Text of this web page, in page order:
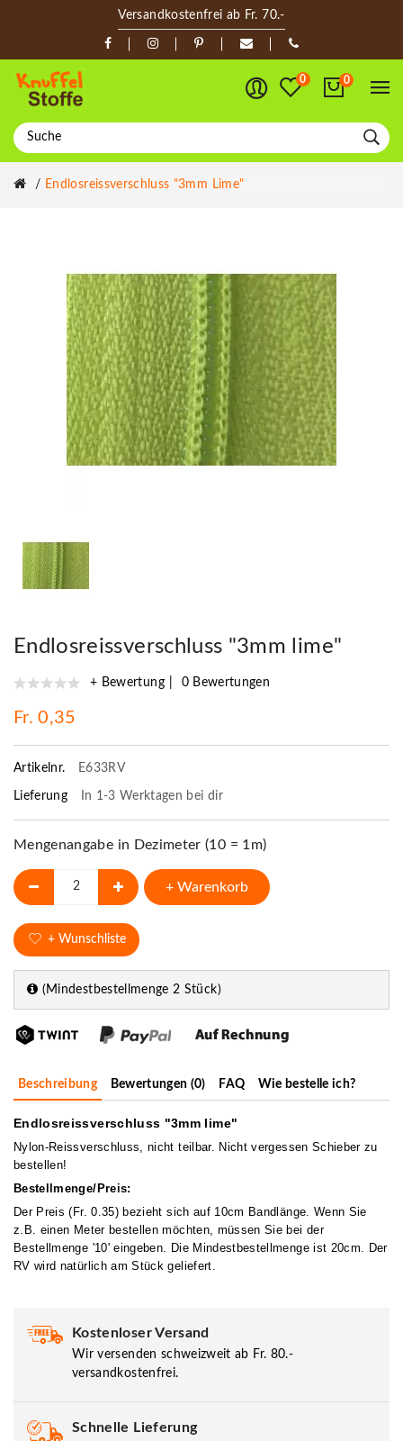
Versandkostenfrei ab Fr. 70.-
0 0
Endlosreissverschluss "3mm Lime"
Endlosreissverschluss "3mm lime"
+ Bewertung 0 Bewertungen
Fr. 0,35
Artikelnr. E633RV
Lieferung In 1-3 Werktagen bei dir
Mengenangabe in Dezimeter (10 = 1m)
+ Warenkorb
+ Wunschliste
(Mindestbestellmenge 2 Stück)
Beschreibung Bewertungen (0) FAQ Wie bestelle ich?
Endlosreissverschluss "3mm lime"
Nylon-Reissverschluss, nicht teilbar. Nicht vergessen Schieber zu
bestellen!
Bestellmenge/Preis:
Der Preis (Fr. 0.35) bezieht sich auf 10cm Bandlänge. Wenn Sie
z.B. einen Meter bestellen möchten, müssen Sie bei der
Bestellmenge '10' eingeben. Die Mindestbestellmenge ist 20cm. Der
RV wird natürlich am Stück geliefert.
Kostenloser Versand
Wir versenden schweizweit ab Fr. 80.-
versandkostenfrei.
Schnelle Lieferung